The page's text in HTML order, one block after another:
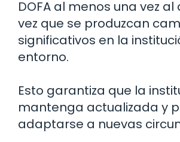
DOFA al menos una vez
vez que se produzcan
significativos en la
entorno.
Esto garantiza que la
mantenga actualizada y
adaptarse a nuevas